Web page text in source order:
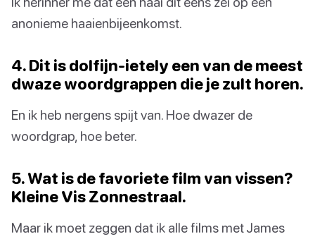
anonieme haaienbijeenkomst.
4. Dit is dolfijn-ietely een van de meest
dwaze woordgrappen die je zult horen.
En ik heb nergens spijt van. Hoe dwazer de
woordgrap, hoe beter.
5. Wat is de favoriete film van vissen?
Kleine Vis Zonnestraal.
Maar ik moet zeggen dat ik alle films met James